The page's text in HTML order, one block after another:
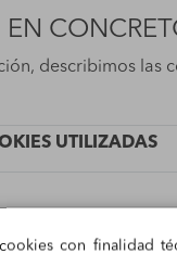
describimos las
UTILIZADAS
con finalidad